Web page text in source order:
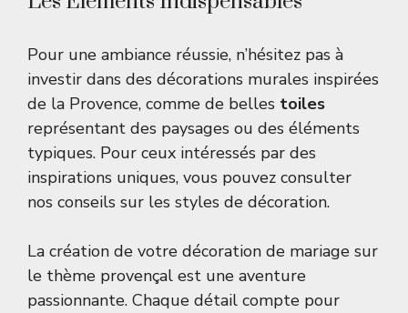
Pour une ambiance réussie, n’hésitez pas à
investir dans des décorations murales inspirées
de la Provence, comme de belles toiles
représentant des paysages ou des éléments
typiques. Pour ceux intéressés par des
inspirations uniques, vous pouvez consulter
nos conseils sur les styles de décoration.
La création de votre décoration de mariage sur
le thème provençal est une aventure
passionnante. Chaque détail compte pour